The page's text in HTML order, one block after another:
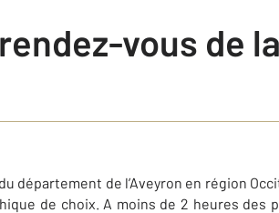
vous de
département de l’Aveyron en région
de choix. A moins de 2 heures des